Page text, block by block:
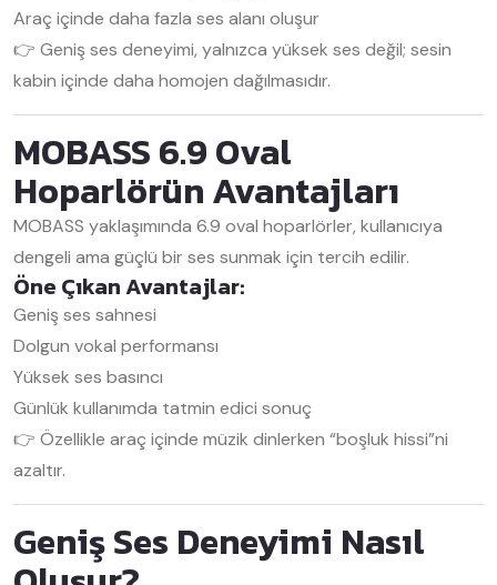
Araç içinde daha fazla ses alanı oluşur
👉 Geniş ses deneyimi, yalnızca yüksek ses değil; sesin
kabin içinde daha homojen dağılmasıdır.
MOBASS 6.9 Oval
Hoparlörün Avantajları
MOBASS yaklaşımında 6.9 oval hoparlörler, kullanıcıya
dengeli ama güçlü bir ses sunmak için tercih edilir.
Öne Çıkan Avantajlar:
Geniş ses sahnesi
Dolgun vokal performansı
Yüksek ses basıncı
Günlük kullanımda tatmin edici sonuç
👉 Özellikle araç içinde müzik dinlerken “boşluk hissi”ni
azaltır.
Geniş Ses Deneyimi Nasıl